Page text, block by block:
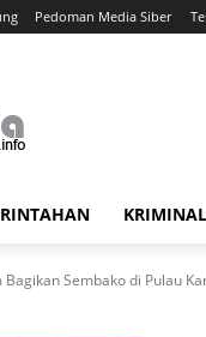
Pedoman Media Siber
KRIMINAL
Sembako di Pulau